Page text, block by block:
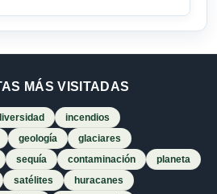
MÁS VISITADAS
incendios
geología
glaciares
sequía contaminación
planeta
satélites
huracanes